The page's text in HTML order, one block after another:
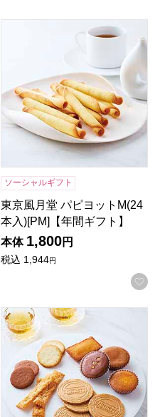
)[PS]【年間ギフト】
に入りに登録する
東京風月堂 パピヨットM(24
ソーシャルギフト
東京風月堂 パピヨットM(24
本入)[PM]【年間ギフト】
本体 1,800円
税込 1,944円
【年間ギフト】
東京風月堂 パリ凱旋(21個入